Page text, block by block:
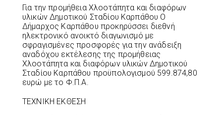
Για την προμήθεια Χλοοτάπητα και διαφόρων
υλικών Δημοτικού Σταδίου Καρπάθου Ο
Δήμαρχος Καρπάθου προκηρύσσει διεθνή
ηλεκτρονικό ανοικτό διαγωνισμό με
σφραγισμένες προσφορές για την ανάδειξη
αναδόχου εκτέλεσης της προμήθειας
Χλοοτάπητα και διαφόρων υλικών Δημοτικού
Σταδίου Καρπάθου προϋπολογισμού 599.874,80
ευρώ με το Φ.Π.Α.
ΤΕΧΝΙΚΗ ΕΚΘΕΣΗ